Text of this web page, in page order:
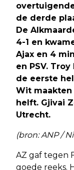
de derde
De
4-1 en
Ajax en 4
en PSV.
de eerste
Wit
helft. Gjivai
Utrecht.
(bron: ANP /
AZ gaf tegen
goede reeks.